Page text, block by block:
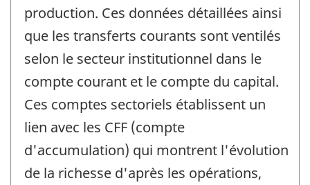
production. Ces données détaillées ainsi
que les transferts courants sont ventilés
selon le secteur institutionnel dans le
compte courant et le compte du capital.
Ces comptes sectoriels établissent un
lien avec les CFF (compte
d'accumulation) qui montrent l'évolution
de la richesse d'après les opérations,